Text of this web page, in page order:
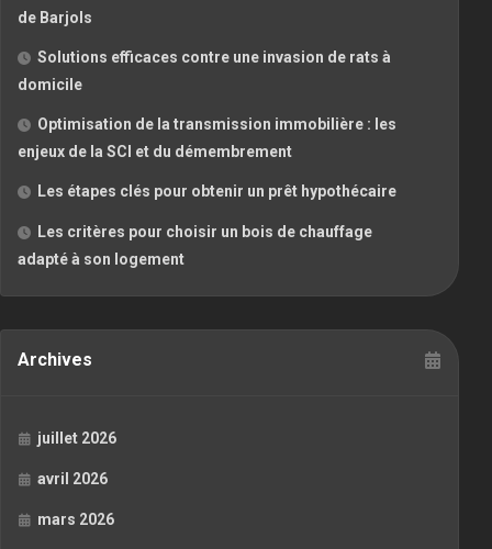
de Barjols
Solutions efficaces contre une invasion de rats à
domicile
Optimisation de la transmission immobilière : les
enjeux de la SCI et du démembrement
Les étapes clés pour obtenir un prêt hypothécaire
Les critères pour choisir un bois de chauffage
adapté à son logement
Archives
juillet 2026
avril 2026
mars 2026